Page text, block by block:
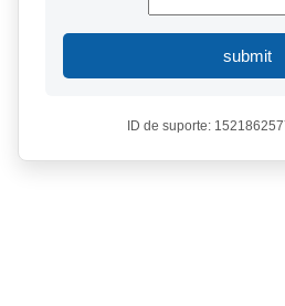
submit
ID de suporte: